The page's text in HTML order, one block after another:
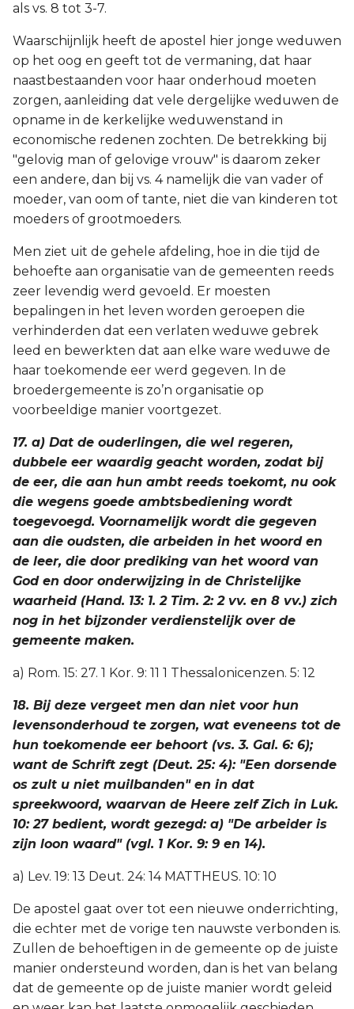
als vs. 8 tot 3-7.
Waarschijnlijk heeft de apostel hier jonge weduwen
op het oog en geeft tot de vermaning, dat haar
naastbestaanden voor haar onderhoud moeten
zorgen, aanleiding dat vele dergelijke weduwen de
opname in de kerkelijke weduwenstand in
economische redenen zochten. De betrekking bij
"gelovig man of gelovige vrouw" is daarom zeker
een andere, dan bij vs. 4 namelijk die van vader of
moeder, van oom of tante, niet die van kinderen tot
moeders of grootmoeders.
Men ziet uit de gehele afdeling, hoe in die tijd de
behoefte aan organisatie van de gemeenten reeds
zeer levendig werd gevoeld. Er moesten
bepalingen in het leven worden geroepen die
verhinderden dat een verlaten weduwe gebrek
leed en bewerkten dat aan elke ware weduwe de
haar toekomende eer werd gegeven. In de
broedergemeente is zo’n organisatie op
voorbeeldige manier voortgezet.
17. a) Dat de ouderlingen, die wel regeren,
dubbele eer waardig geacht worden, zodat bij
de eer, die aan hun ambt reeds toekomt, nu ook
die wegens goede ambtsbediening wordt
toegevoegd. Voornamelijk wordt die gegeven
aan die oudsten, die arbeiden in het woord en
de leer, die door prediking van het woord van
God en door onderwijzing in de Christelijke
waarheid (Hand. 13: 1. 2 Tim. 2: 2 vv. en 8 vv.) zich
nog in het bijzonder verdienstelijk over de
gemeente maken.
a) Rom. 15: 27. 1 Kor. 9: 11 1 Thessalonicenzen. 5: 12
18. Bij deze vergeet men dan niet voor hun
levensonderhoud te zorgen, wat eveneens tot de
hun toekomende eer behoort (vs. 3. Gal. 6: 6);
want de Schrift zegt (Deut. 25: 4): "Een dorsende
os zult u niet muilbanden" en in dat
spreekwoord, waarvan de Heere zelf Zich in Luk.
10: 27 bedient, wordt gezegd: a) "De arbeider is
zijn loon waard" (vgl. 1 Kor. 9: 9 en 14).
a) Lev. 19: 13 Deut. 24: 14 MATTHEUS. 10: 10
De apostel gaat over tot een nieuwe onderrichting,
die echter met de vorige ten nauwste verbonden is.
Zullen de behoeftigen in de gemeente op de juiste
manier ondersteund worden, dan is het van belang
dat de gemeente op de juiste manier wordt geleid